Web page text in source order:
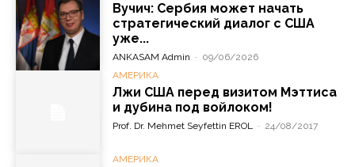
Вучич: Сербия может начать
стратегический диалог с США
уже...
ANKASAM Admin - 09/06/2026
АМЕРИКА
Лжи США перед визитом Мэттиса
и дубина под войлоком!
Prof. Dr. Mehmet Seyfettin EROL - 24/08/2017
АМЕРИКА